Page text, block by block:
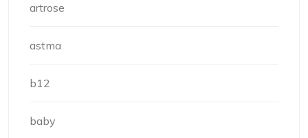
artrose
astma
b12
baby